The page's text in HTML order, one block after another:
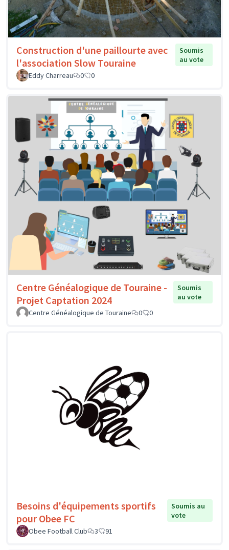
Construction d'une paillourte avec
l'association Slow Touraine
Soumis
au vote
Eddy Charreau
0 0
Centre Généalogique de Touraine -
Projet Captation 2024
Soumis
au vote
Centre Généalogique de Touraine
0 0
Besoins d'équipements sportifs
pour Obee FC
Soumis au
vote
Obee Football Club
3 91